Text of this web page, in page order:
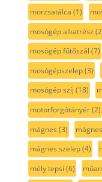
morzsatálca (1)
mosógép alkatrész
mosógép fűtőszál (7)
mosógépszelep(3)
mosógép szíj (18)
motorforgótányér(2)
mágnes (3)
mágnes szelep(4)
mély tepsi (6)